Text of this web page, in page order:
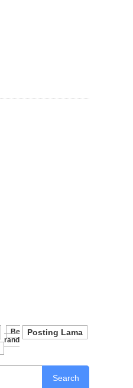
Posting Lama
Be
Rand
Search